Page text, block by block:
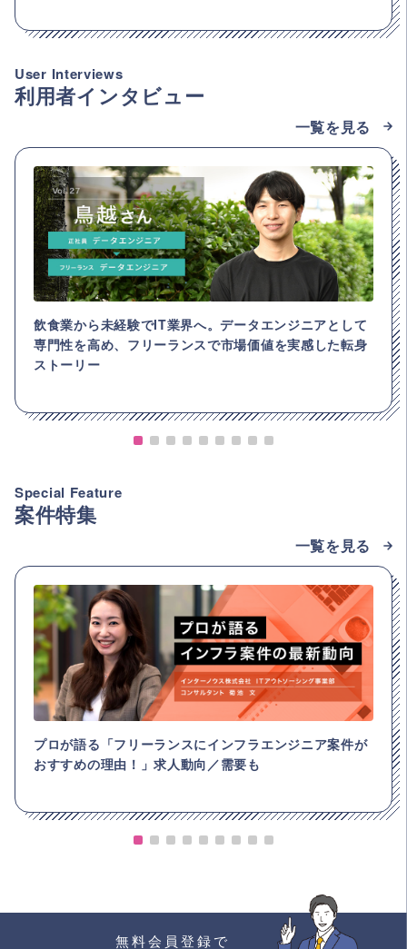
User Interviews
利用者インタビュー
一覧を見る
飲食業から未経験でIT業界へ。データエンジニアとして
専門性を高め、フリーランスで市場価値を実感した転身
ストーリー
Special Feature
案件特集
一覧を見る
プロが語る「フリーランスにインフラエンジニア案件が
おすすめの理由！」求人動向／需要も
無料会員登録で